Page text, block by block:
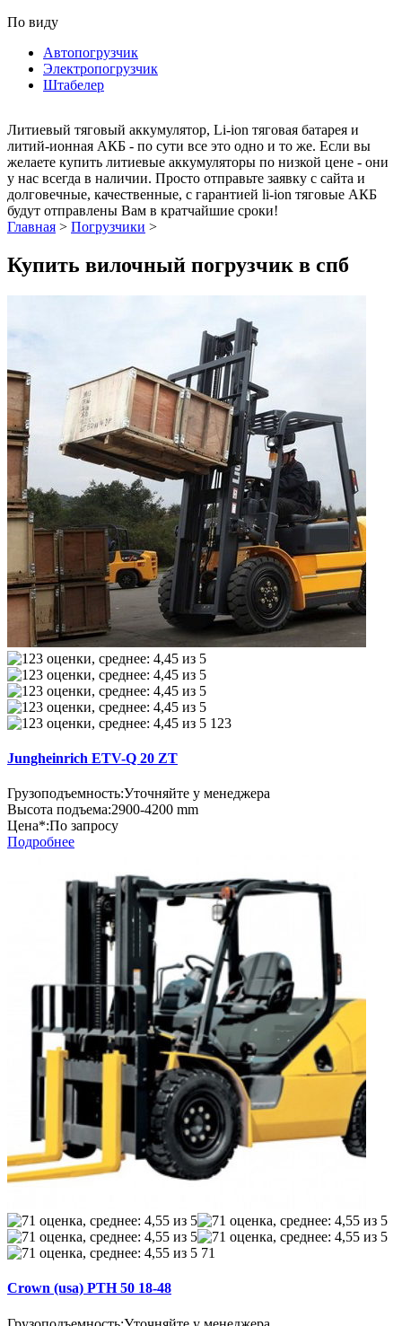
По виду
Автопогрузчик
Электропогрузчик
Штабелер
Литиевый тяговый аккумулятор, Li-ion тяговая батарея и
литий-ионная АКБ - по сути все это одно и то же. Если вы
желаете купить литиевые аккумуляторы по низкой цене - они
у нас всегда в наличии. Просто отправьте заявку с сайта и
долговечные, качественные, с гарантией li-ion тяговые АКБ
будут отправлены Вам в кратчайшие сроки!
Главная > Погрузчики >
Купить вилочный погрузчик в спб
123
Jungheinrich ETV-Q 20 ZT
Грузоподъемность:Уточняйте у менеджера
Высота подъема:2900-4200 mm
Цена*:По запросу
Подробнее
71
Crown (usa) PTH 50 18-48